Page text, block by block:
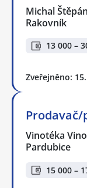
Michal
Rakovník
13 000 –
Zveřejněno:
Prodavač/
Vinotéka
Pardubice
15 000 –